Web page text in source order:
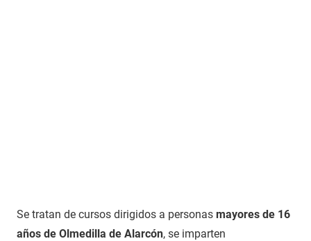
Se tratan de cursos dirigidos a personas mayores de 16
años de Olmedilla de Alarcón, se imparten